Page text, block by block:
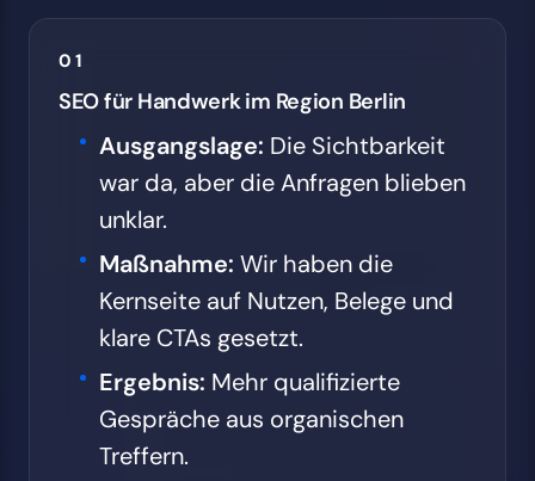
01
SEO für Handwerk im Region Berlin
Ausgangslage: Die Sichtbarkeit
war da, aber die Anfragen blieben
unklar.
Maßnahme: Wir haben die
Kernseite auf Nutzen, Belege und
klare CTAs gesetzt.
Ergebnis: Mehr qualifizierte
Gespräche aus organischen
Treffern.